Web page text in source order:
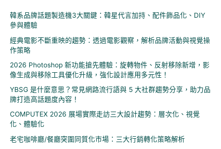
字
韓系品牌話題製造機3大關鍵：韓星代言加持、配件飾品化、DIY
參與體驗
經典電影不斷重映的趨勢：透過電影觀察，解析品牌活動與視覺操
作策略
2026 Photoshop 新功能搶先體驗：旋轉物件、反射移除新增，影
像生成與移除工具優化升級，強化設計應用多元性！
YBSG 是什麼意思？常見網路流行語與 5 大社群趨勢分享，助力品
牌打造高話題度內容！
COMPUTEX 2026 展場實際走訪三大設計趨勢：層次化、視覺
化、體驗化
老宅咖啡廳/餐廳突圍同質化市場：三大行銷轉化策略解析